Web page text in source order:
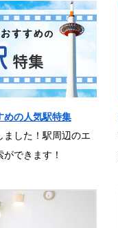
めの人気駅特集
ました！駅周辺のエ
できます！